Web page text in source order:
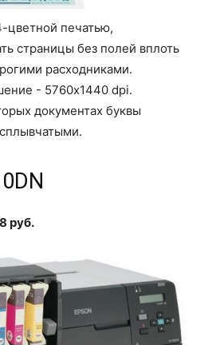
цветной печатью,
страницы без полей вплоть
расходниками.
- 5760x1440 dpi.
документах буквы
руб.